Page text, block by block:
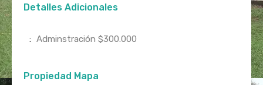
Detalles Adicionales
: Adminstración $300.000
Propiedad Mapa